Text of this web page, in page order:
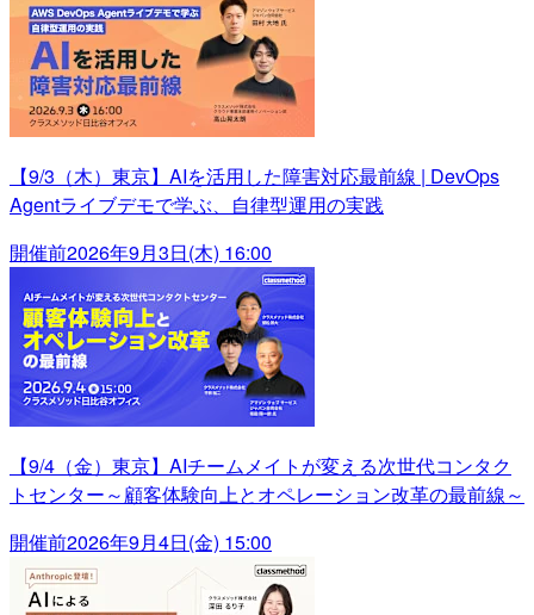
【9/3（木）東京】AIを活用した障害対応最前線 | DevOps
Agentライブデモで学ぶ、自律型運用の実践
開催前2026年9月3日(木) 16:00
【9/4（金）東京】AIチームメイトが変える次世代コンタク
トセンター～顧客体験向上とオペレーション改革の最前線～
開催前2026年9月4日(金) 15:00